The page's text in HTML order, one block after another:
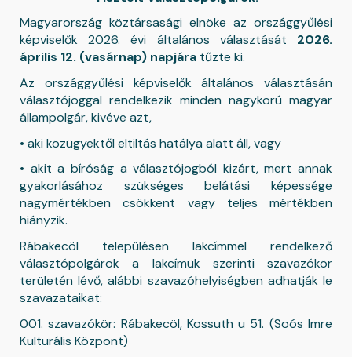
Magyarország köztársasági elnöke az országgyűlési
képviselők 2026. évi általános választását 2026.
április 12. (vasárnap) napjára tűzte ki.
Az országgyűlési képviselők általános választásán
választójoggal rendelkezik minden nagykorú magyar
állampolgár, kivéve azt,
• aki közügyektől eltiltás hatálya alatt áll, vagy
• akit a bíróság a választójogból kizárt, mert annak
gyakorlásához szükséges belátási képessége
nagymértékben csökkent vagy teljes mértékben
hiányzik.
Rábakecöl településen lakcímmel rendelkező
választópolgárok a lakcímük szerinti szavazókör
területén lévő, alábbi szavazóhelyiségben adhatják le
szavazataikat:
001. szavazókör: Rábakecöl, Kossuth u 51. (Soós Imre
Kulturális Központ)